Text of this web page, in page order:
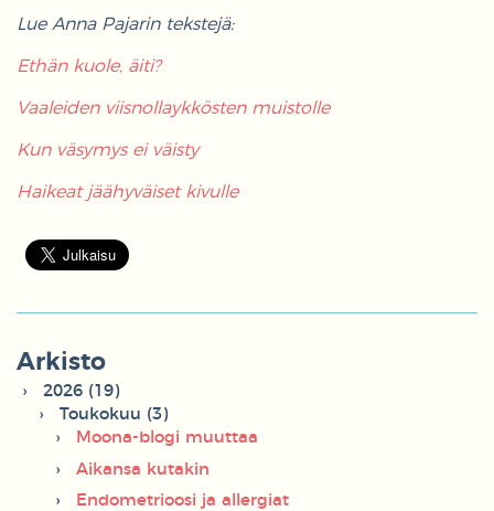
Lue Anna Pajarin tekstejä:
Ethän kuole, äiti?
Vaaleiden viisnollaykkösten muistolle
Kun väsymys ei väisty
Haikeat jäähyväiset kivulle
Arkisto
2026 (19)
Toukokuu (3)
Moona-blogi muuttaa
Aikansa kutakin
Endometrioosi ja allergiat